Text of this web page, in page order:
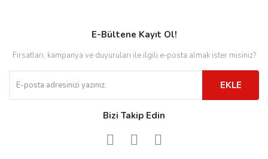
E-Bültene Kayıt Ol!
Fırsatları, kampanya ve duyuruları ile ilgili e-posta almak ister misiniz?
EKLE
Bizi Takip Edin